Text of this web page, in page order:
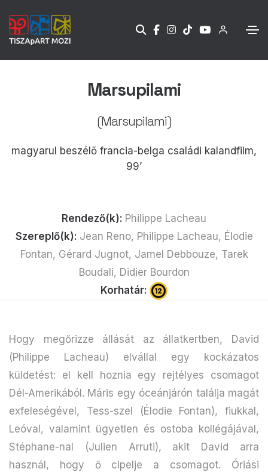
Marsupilami
(Marsupilami)
magyarul beszélő francia-belga családi kalandfilm,
99’
Rendező(k): Philippe Lacheau
Szereplő(k): Jean Reno, Philippe Lacheau, Élodie
Fontan, Gérard Jugnot, Jamel Debbouze, Tarek
Boudali, Didier Bourdon
Korhatár:
Hogy megőrizze állását az állatkertben, David
(Philippe Lacheau) elvállal egy kockázatos
küldetést: el kell hoznia egy rejtélyes csomagot
Dél-Amerikából. Máris egy óceánjárón találja magát
exfeleségével, Tess-szel (Élodie Fontan), fiukkal,
Leóval, valamint ügyetlen és ostoba kollégájával,
Stéphane-nal (Julien Arruti), akit David arra
használ, hogy ő cipelje a csomagot. Óriási